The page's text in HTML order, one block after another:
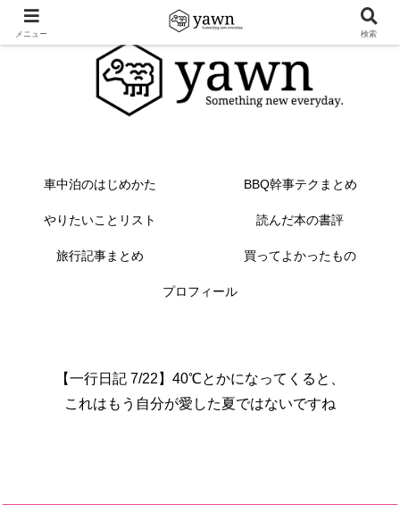
車中泊のはじめかた BBQ幹事テクまとめ
やりたいことリスト 読んだ本の書評
旅行記事まとめ 買ってよかったもの
プロフィール
【一行日記 7/22】40℃とかになってくると、
これはもう自分が愛した夏ではないですね
メニュー 検索